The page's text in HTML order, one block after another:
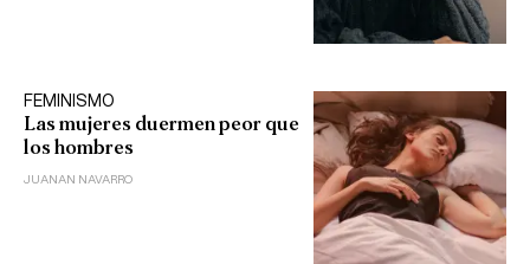
FEMINISMO
Las mujeres duermen peor que
los hombres
JUANAN NAVARRO